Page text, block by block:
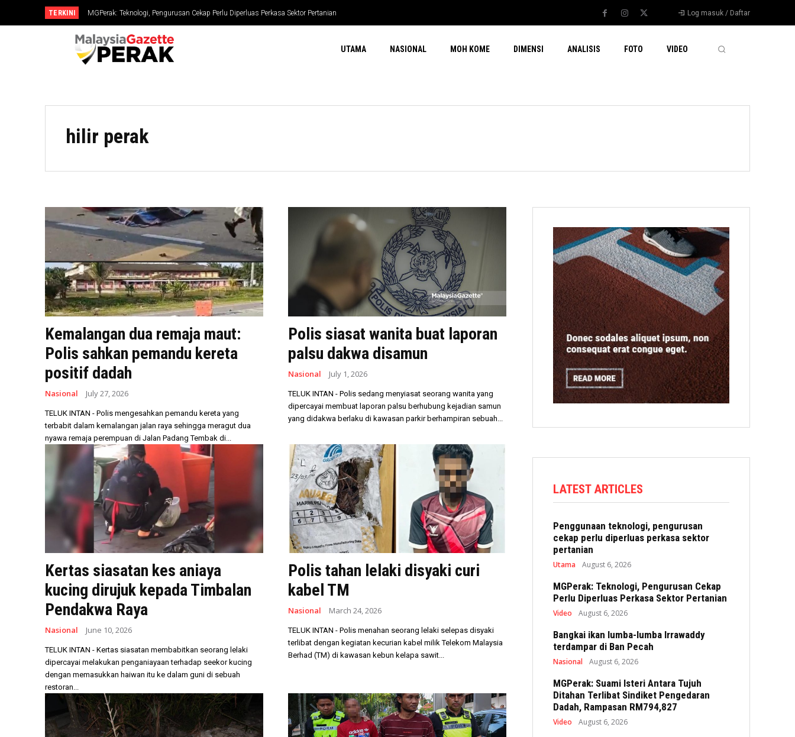
TERKINI MGPerak: Teknologi, Pengurusan Cekap Perlu Diperluas Perkasa Sektor Pertanian Log masuk / Daftar
UTAMA NASIONAL MOH KOME DIMENSI ANALISIS FOTO VIDEO
hilir perak
Kemalangan dua remaja maut:
Polis sahkan pemandu kereta
positif dadah
Nasional July 27, 2026
TELUK INTAN - Polis mengesahkan pemandu kereta yang
terbabit dalam kemalangan jalan raya sehingga meragut dua
nyawa remaja perempuan di Jalan Padang Tembak di...
Polis siasat wanita buat laporan
palsu dakwa disamun
Nasional July 1, 2026
TELUK INTAN - Polis sedang menyiasat seorang wanita yang
dipercayai membuat laporan palsu berhubung kejadian samun
yang didakwa berlaku di kawasan parkir berhampiran sebuah...
Kertas siasatan kes aniaya
kucing dirujuk kepada Timbalan
Pendakwa Raya
Nasional June 10, 2026
TELUK INTAN - Kertas siasatan membabitkan seorang lelaki
dipercayai melakukan penganiayaan terhadap seekor kucing
dengan memasukkan haiwan itu ke dalam guni di sebuah
restoran...
Polis tahan lelaki disyaki curi
kabel TM
Nasional March 24, 2026
TELUK INTAN - Polis menahan seorang lelaki selepas disyaki
terlibat dengan kegiatan kecurian kabel milik Telekom Malaysia
Berhad (TM) di kawasan kebun kelapa sawit...
LATEST ARTICLES
Penggunaan teknologi, pengurusan
cekap perlu diperluas perkasa sektor
pertanian
Utama August 6, 2026
MGPerak: Teknologi, Pengurusan Cekap
Perlu Diperluas Perkasa Sektor Pertanian
Video August 6, 2026
Bangkai ikan lumba-lumba Irrawaddy
terdampar di Ban Pecah
Nasional August 6, 2026
MGPerak: Suami Isteri Antara Tujuh
Ditahan Terlibat Sindiket Pengedaran
Dadah, Rampasan RM794,827
Video August 6, 2026